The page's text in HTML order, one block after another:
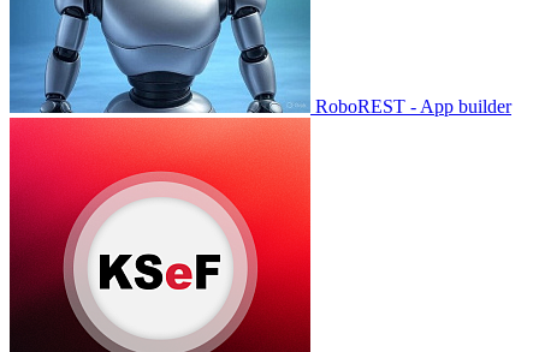
RoboREST - App builder